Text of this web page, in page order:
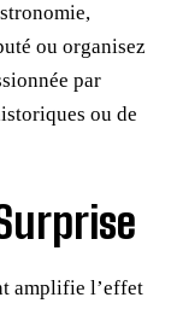
ou organisez
par
ou de
amplifie l’effet